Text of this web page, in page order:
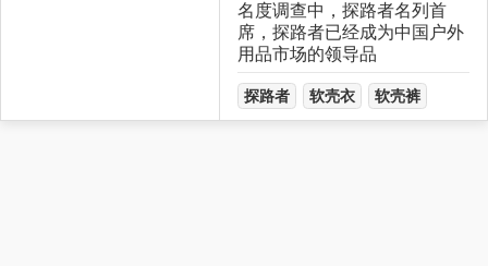
名度调查中，探路者名列首
席，探路者已经成为中国户外
用品市场的领导品
探路者 软壳衣 软壳裤